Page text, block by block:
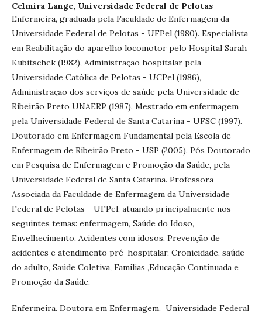
Celmira Lange, Universidade Federal de Pelotas
Enfermeira, graduada pela Faculdade de Enfermagem da
Universidade Federal de Pelotas - UFPel (1980). Especialista
em Reabilitação do aparelho locomotor pelo Hospital Sarah
Kubitschek (1982), Administração hospitalar pela
Universidade Católica de Pelotas - UCPel (1986),
Administração dos serviços de saúde pela Universidade de
Ribeirão Preto UNAERP (1987). Mestrado em enfermagem
pela Universidade Federal de Santa Catarina - UFSC (1997).
Doutorado em Enfermagem Fundamental pela Escola de
Enfermagem de Ribeirão Preto - USP (2005). Pós Doutorado
em Pesquisa de Enfermagem e Promoção da Saúde, pela
Universidade Federal de Santa Catarina. Professora
Associada da Faculdade de Enfermagem da Universidade
Federal de Pelotas - UFPel, atuando principalmente nos
seguintes temas: enfermagem, Saúde do Idoso,
Envelhecimento, Acidentes com idosos, Prevenção de
acidentes e atendimento pré-hospitalar, Cronicidade, saúde
do adulto, Saúde Coletiva, Famílias ,Educação Continuada e
Promoção da Saúde.
Enfermeira. Doutora em Enfermagem. Universidade Federal